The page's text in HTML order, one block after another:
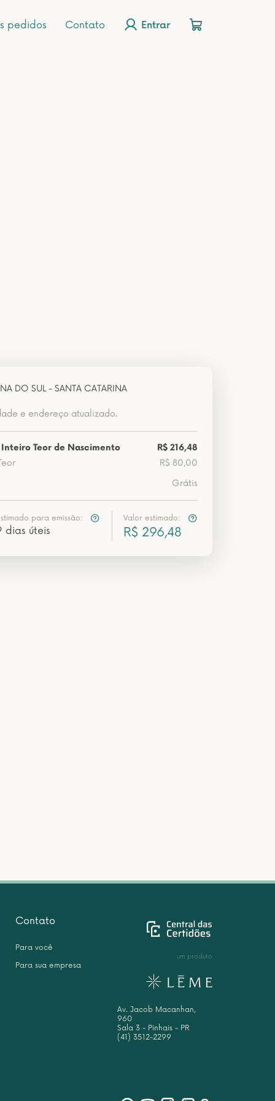
pedidos Contato Entrar
DO SUL - SANTA CATARINA
e endereço atualizado.
Teor de Nascimento
R$ 216,48
R$ 80,00
Grátis
para emissão:
dias úteis
Valor estimado:
R$ 296,48
Contato
Para você
Para sua empresa
um produto
Av. Jacob Macanhan,
960
Sala 3 - Pinhais - PR
(41) 3512-2299